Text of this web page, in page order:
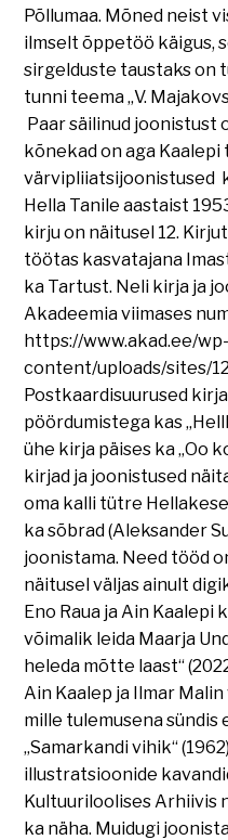
Põllumaa. Mõned neist
ilmselt õppetöö
sirgelduste taustaks on
tunni teema „V.
Paar säilinud joonistust
kõnekad on aga Kaalepi
värvipliiatsijoonistused
Hella Tanile aastaist
kirju on näitusel 12.
töötas kasvatajana
ka Tartust. Neli kirja ja
Akadeemia viimases
https://www.akad.ee/wp-
content/uploads/sites/
Postkaardisuurused
pöördumistega kas
ühe kirja päises ka „Oo
kirjad ja joonistused
oma kalli tütre
ka sõbrad (Aleksander
joonistama. Need tööd
näitusel väljas ainult
Eno Raua ja Ain Kaalepi
võimalik leida Maarja
heleda mõtte laast“
Ain Kaalep ja Ilmar
mille tulemusena
„Samarkandi vihik“
illustratsioonide
Kultuuriloolises Arhiivis
ka näha. Muidugi